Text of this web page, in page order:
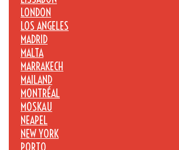
LONDON
LOS ANGELES
MADRID
MALTA
MARRAKECH
MAILAND
MONTRÉAL
MOSKAU
NEAPEL
NEW YORK